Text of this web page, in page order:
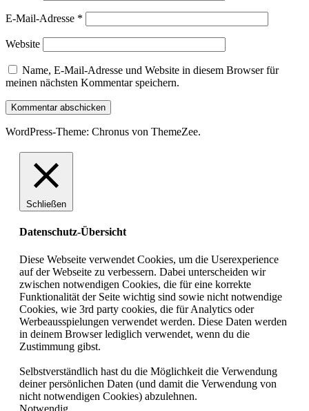
E-Mail-Adresse *
Website
Name, E-Mail-Adresse und Website in diesem Browser für
meinen nächsten Kommentar speichern.
WordPress-Theme: Chronus von ThemeZee.
Schließen
Datenschutz-Übersicht
Diese Webseite verwendet Cookies, um die Userexperience
auf der Webseite zu verbessern. Dabei unterscheiden wir
zwischen notwendigen Cookies, die für eine korrekte
Funktionalität der Seite wichtig sind sowie nicht notwendige
Cookies, wie 3rd party cookies, die für Analytics oder
Werbeausspielungen verwendet werden. Diese Daten werden
in deinem Browser lediglich verwendet, wenn du die
Zustimmung gibst.
Selbstverständlich hast du die Möglichkeit die Verwendung
deiner persönlichen Daten (und damit die Verwendung von
nicht notwendigen Cookies) abzulehnen.
Notwendig